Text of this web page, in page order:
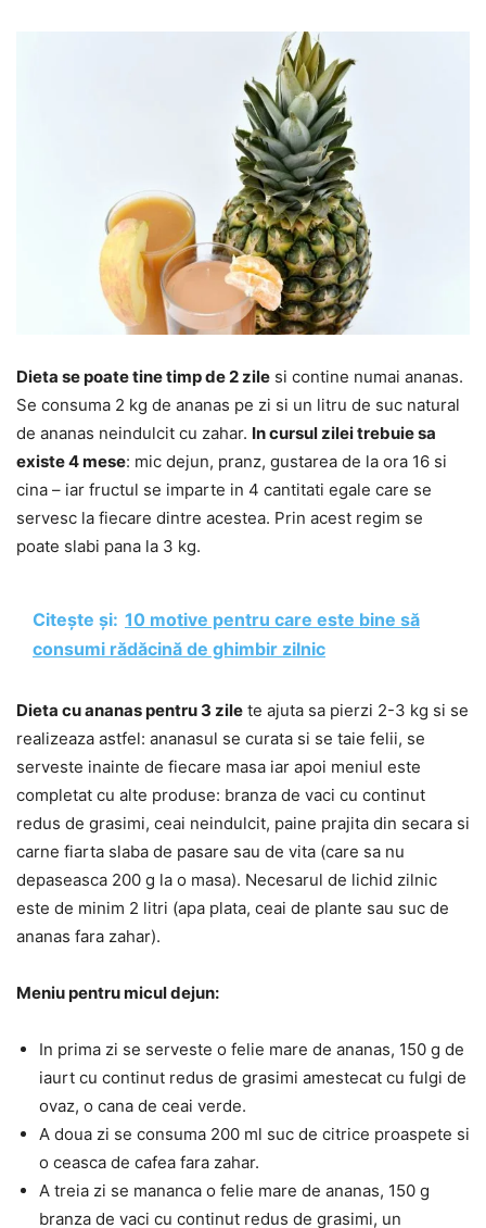
Dieta se poate tine timp de 2 zile si contine numai ananas.
Se consuma 2 kg de ananas pe zi si un litru de suc natural
de ananas neindulcit cu zahar. In cursul zilei trebuie sa
existe 4 mese: mic dejun, pranz, gustarea de la ora 16 si
cina – iar fructul se imparte in 4 cantitati egale care se
servesc la fiecare dintre acestea. Prin acest regim se
poate slabi pana la 3 kg.
Citește și: 10 motive pentru care este bine să
consumi rădăcină de ghimbir zilnic
Dieta cu ananas pentru 3 zile te ajuta sa pierzi 2-3 kg si se
realizeaza astfel: ananasul se curata si se taie felii, se
serveste inainte de fiecare masa iar apoi meniul este
completat cu alte produse: branza de vaci cu continut
redus de grasimi, ceai neindulcit, paine prajita din secara si
carne fiarta slaba de pasare sau de vita (care sa nu
depaseasca 200 g la o masa). Necesarul de lichid zilnic
este de minim 2 litri (apa plata, ceai de plante sau suc de
ananas fara zahar).
Meniu pentru micul dejun:
In prima zi se serveste o felie mare de ananas, 150 g de
iaurt cu continut redus de grasimi amestecat cu fulgi de
ovaz, o cana de ceai verde.
A doua zi se consuma 200 ml suc de citrice proaspete si
o ceasca de cafea fara zahar.
A treia zi se mananca o felie mare de ananas, 150 g
branza de vaci cu continut redus de grasimi, un